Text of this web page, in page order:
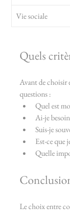
Vie sociale
Quels
Avant de choisir
questions :
Quel est
Ai-je
Suis-je
Est-ce que
Quelle
Le choix entre